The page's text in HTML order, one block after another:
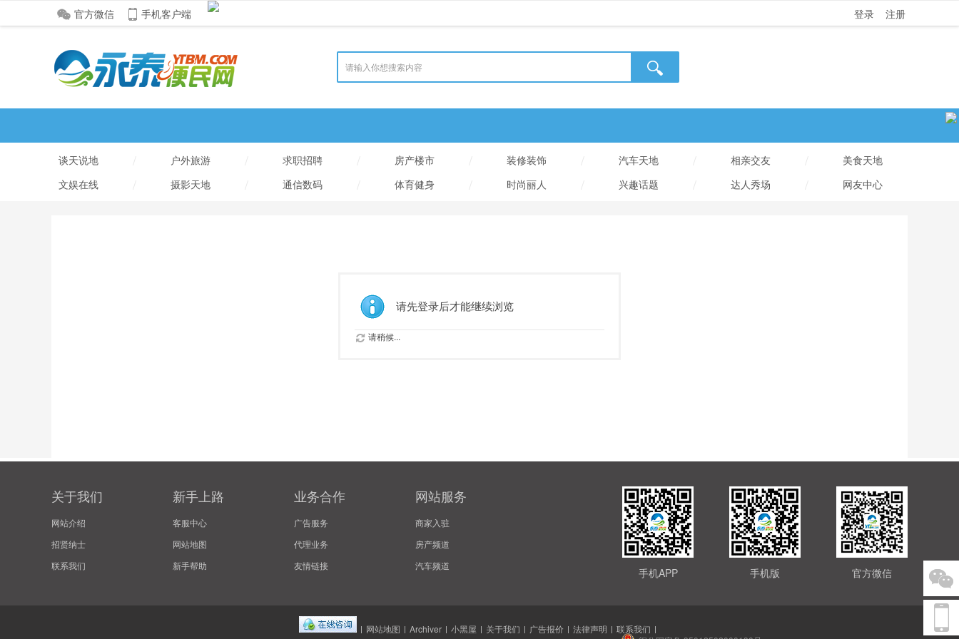
官方微信 手机客户端 登录 注册
谈天说地 户外旅游 求职招聘 房产楼市 装修装饰 汽车天地 相亲交友
美食天地
文娱在线
摄影天地 通信数码 体育健身 时尚丽人 兴趣话题 达人秀场 网友中心
请先登录后才能继续浏览
请稍候...
关于我们
网站介绍
招贤纳士
联系我们
新手上路
客服中心
网站地图
新手帮助
业务合作
广告服务
代理业务
友情链接
网站服务
商家入驻
房产频道
汽车频道
官方微信
手机版
手机APP
| 网站地图 | Archiver | 小黑屋 | 关于我们 | 广告报价 | 法律声明 | 联系我们 |